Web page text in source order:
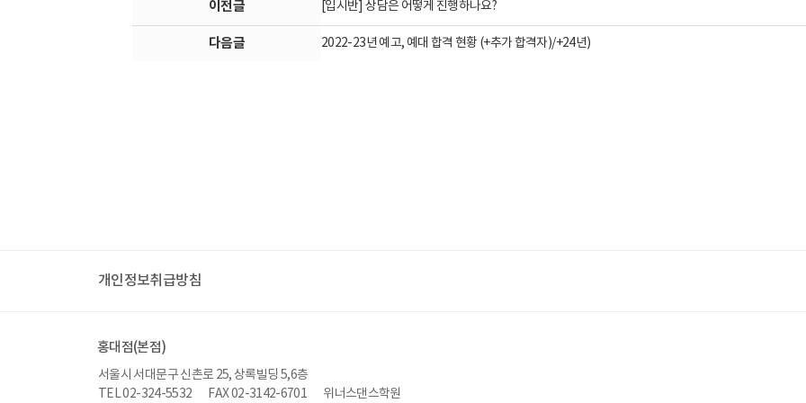
이전글 [입시반] 상담은 어떻게 진행하나요?
다음글 2022-23년 예고, 예대 합격 현황 (+추가 합격자)/+24년)
개인정보취급방침
홍대점(본점)
서울시 서대문구 신촌로 25, 상록빌딩 5,6층
TEL 02-324-5532
FAX 02-3142-6701 위너스댄스학원